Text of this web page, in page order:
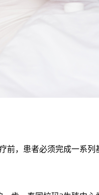
前，患者必须完成一系